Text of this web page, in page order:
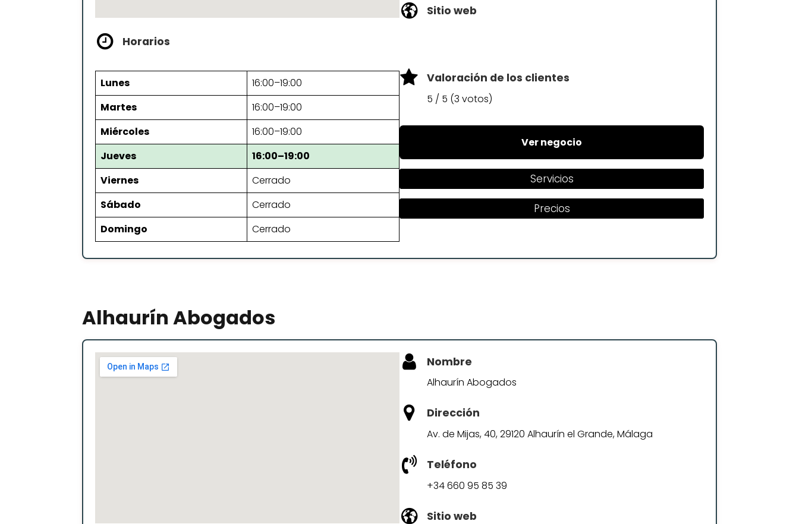
Horarios
Lunes
16:00–19:00
Martes
16:00–19:00
Miércoles
16:00–19:00
Jueves
16:00–19:00
Viernes
Cerrado
Sábado
Cerrado
Domingo
Cerrado
Sitio web
Valoración de los clientes
5 / 5 (3 votos)
Ver negocio
Servicios
Precios
Alhaurín Abogados
Nombre
Alhaurín Abogados
Dirección
Av. de Mijas, 40, 29120 Alhaurín el Grande, Málaga
Teléfono
+34 660 95 85 39
Sitio web